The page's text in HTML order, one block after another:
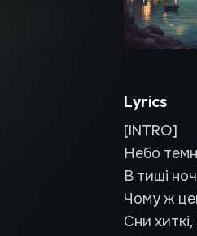
Lyrics
[INTRO]
Небо
В тиші
Чому ж
Сни хиткі,